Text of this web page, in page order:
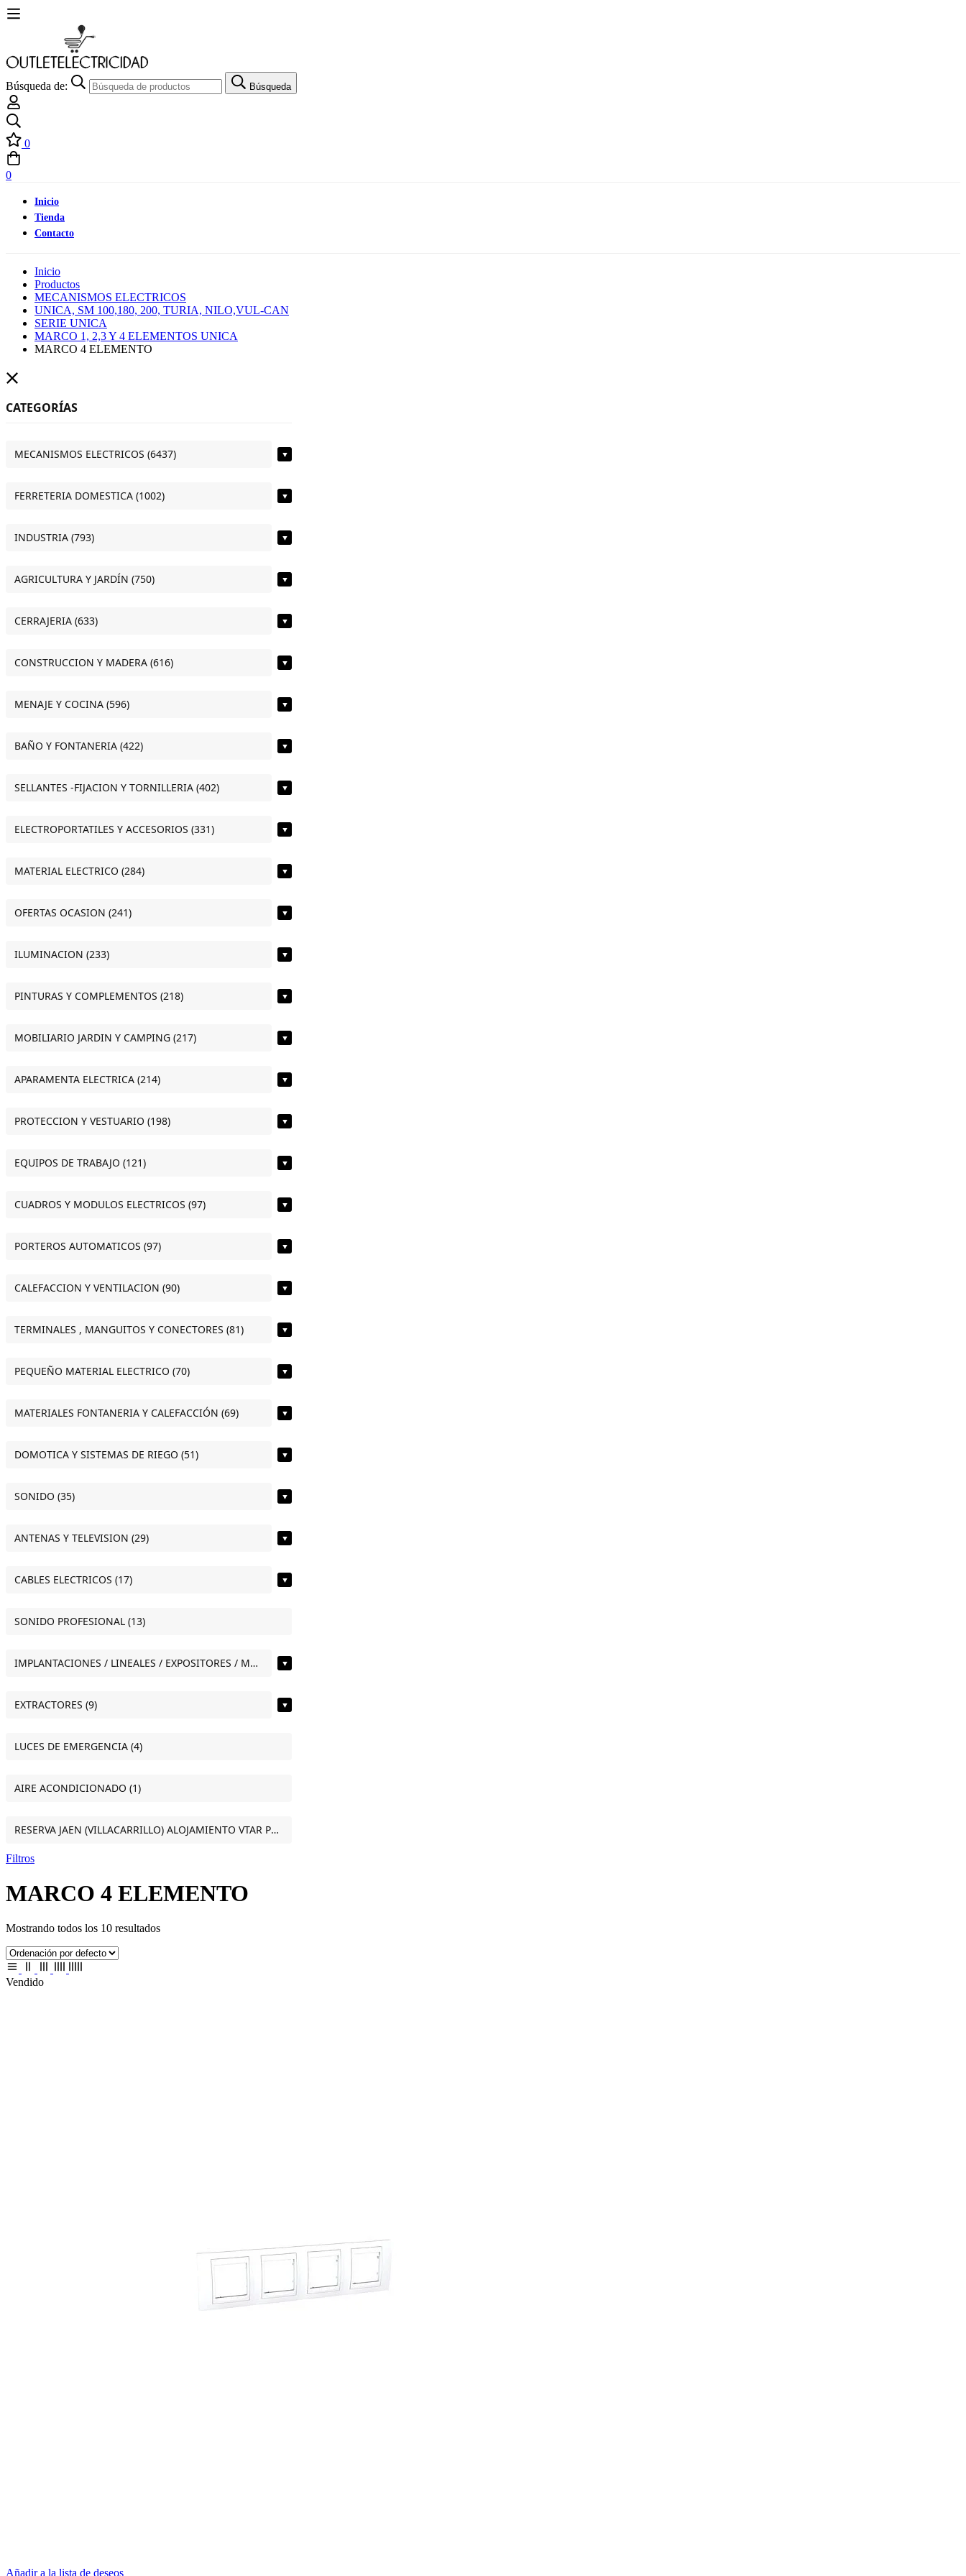
Búsqueda de: Búsqueda
0
0
Inicio
Tienda
Contacto
Inicio
Productos
MECANISMOS ELECTRICOS
UNICA, SM 100,180, 200, TURIA, NILO,VUL-CAN
SERIE UNICA
MARCO 1, 2,3 Y 4 ELEMENTOS UNICA
MARCO 4 ELEMENTO
CATEGORÍAS
MECANISMOS ELECTRICOS (6437) ▼
FERRETERIA DOMESTICA (1002) ▼
INDUSTRIA (793) ▼
AGRICULTURA Y JARDÍN (750) ▼
CERRAJERIA (633) ▼
CONSTRUCCION Y MADERA (616) ▼
MENAJE Y COCINA (596) ▼
BAÑO Y FONTANERIA (422) ▼
SELLANTES -FIJACION Y TORNILLERIA (402) ▼
ELECTROPORTATILES Y ACCESORIOS (331) ▼
MATERIAL ELECTRICO (284) ▼
OFERTAS OCASION (241) ▼
ILUMINACION (233) ▼
PINTURAS Y COMPLEMENTOS (218) ▼
MOBILIARIO JARDIN Y CAMPING (217) ▼
APARAMENTA ELECTRICA (214) ▼
PROTECCION Y VESTUARIO (198) ▼
EQUIPOS DE TRABAJO (121) ▼
CUADROS Y MODULOS ELECTRICOS (97) ▼
PORTEROS AUTOMATICOS (97) ▼
CALEFACCION Y VENTILACION (90) ▼
TERMINALES , MANGUITOS Y CONECTORES (81) ▼
PEQUEÑO MATERIAL ELECTRICO (70) ▼
MATERIALES FONTANERIA Y CALEFACCIÓN (69) ▼
DOMOTICA Y SISTEMAS DE RIEGO (51) ▼
SONIDO (35) ▼
ANTENAS Y TELEVISION (29) ▼
CABLES ELECTRICOS (17) ▼
SONIDO PROFESIONAL (13)
IMPLANTACIONES / LINEALES / EXPOSITORES / MOSTRADORES (12) ▼
EXTRACTORES (9) ▼
LUCES DE EMERGENCIA (4)
AIRE ACONDICIONADO (1)
RESERVA JAEN (VILLACARRILLO) ALOJAMIENTO VTAR PUERTA DEL SOL ESTUDIO VILLACARRILLO (JAEN) (1)
Filtros
MARCO 4 ELEMENTO
Mostrando todos los 10 resultados
Vendido
Añadir a la lista de deseos